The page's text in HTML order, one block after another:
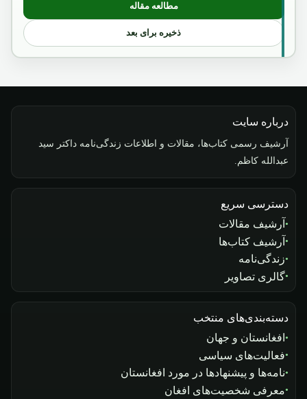
مطالعه مقاله: امیر عبدالرحمن خان
ذخیره برای بعد
درباره سایت
آرشیف رسمی کتاب‌ها، مقالات و اطلاعات زندگی‌نامه داکتر سید
عبدالله کاظم.
دسترسی سریع
آرشیف مقالات
آرشیف کتاب‌ها
زندگی‌نامه
گالری تصاویر
دسته‌بندی‌های منتخب
افغانستان و جهان
فعالیت‌های سیاسی
نامه‌ها و پیشنهادها در مورد افغانستان
معرفی شخصیت‌های افغان